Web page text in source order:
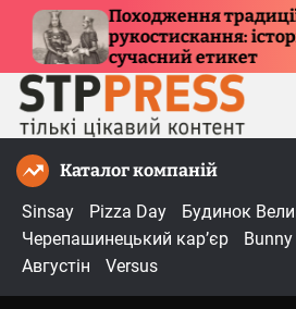
символізм та
Каталог компаній
Sinsay
Pizza Day
Будинок
Черепашинецький кар’єр
Августін
Versus